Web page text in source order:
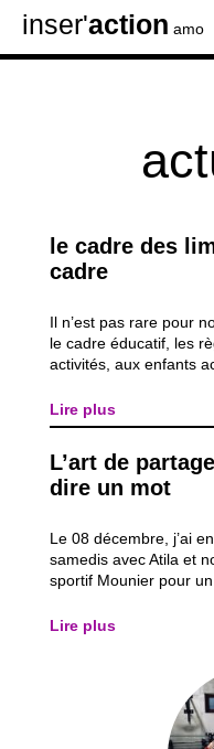
inser'action amo
le cadre des
cadre
Il n’est pas rare pour
le cadre éducatif, les
activités, aux enfants
non », de poser nos
réparation. Que ce soit
Lire plus
L’art de
dire un mot
Le 08 décembre, j’ai
samedis avec Atila et
sportif Mounier pour
et elle s’y connaît
Lire plus